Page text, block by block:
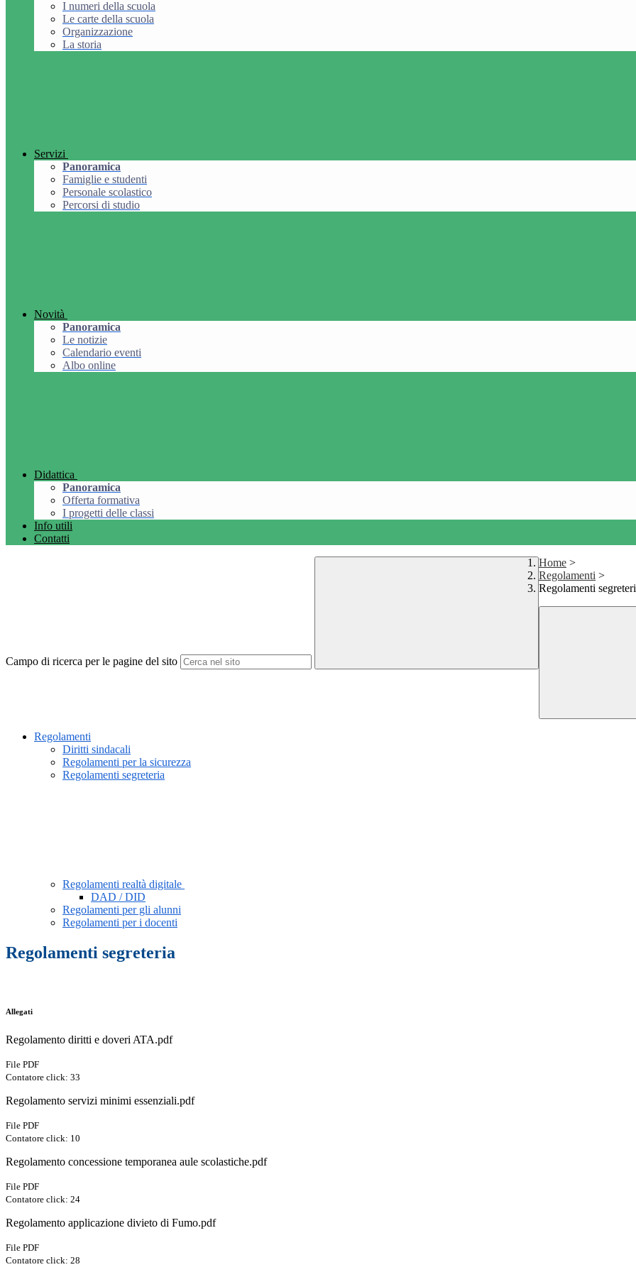
I numeri della scuola
Le carte della scuola
Organizzazione
La storia
Servizi
Panoramica
Famiglie e studenti
Personale scolastico
Percorsi di studio
Novità
Panoramica
Le notizie
Calendario eventi
Albo online
Didattica
Panoramica
Offerta formativa
I progetti delle classi
Info utili
Contatti
Campo di ricerca per le pagine del sito
Home >
Regolamenti >
Regolamenti
Regolamenti
Diritti sindacali
Regolamenti per la sicurezza
Regolamenti segreteria
Regolamenti realtà digitale
DAD / DID
Regolamenti per gli alunni
Regolamenti per i docenti
Regolamenti segreteria
Allegati
Regolamento diritti e doveri ATA.pdf
File PDF
Contatore click: 33
Regolamento servizi minimi essenziali.pdf
File PDF
Contatore click: 10
Regolamento concessione temporanea aule scolastiche.pdf
File PDF
Contatore click: 24
Regolamento applicazione divieto di Fumo.pdf
File PDF
Contatore click: 28